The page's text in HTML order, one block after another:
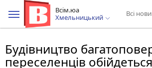
Всім.юа
Хмельницький
Всі
Будівництво
переселенців